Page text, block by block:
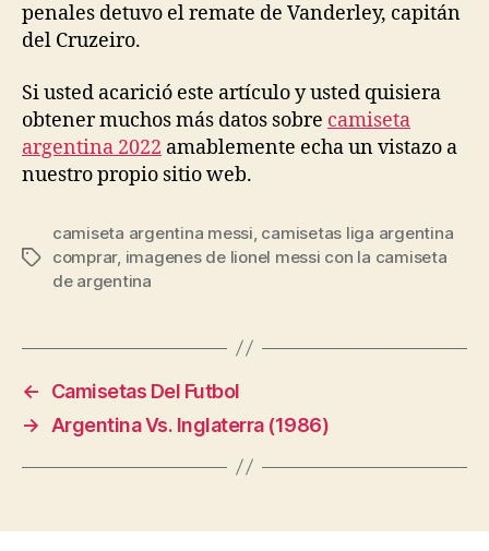
penales detuvo el remate de Vanderley, capitán
del Cruzeiro.
Si usted acarició este artículo y usted quisiera
obtener muchos más datos sobre camiseta
argentina 2022 amablemente echa un vistazo a
nuestro propio sitio web.
Etiquetas
camiseta argentina messi camisetas liga argentina
comprar, imagenes de lionel messi con la camiseta
de argentina
←
Camisetas Del Futbol
→
Argentina Vs. Inglaterra (1986)